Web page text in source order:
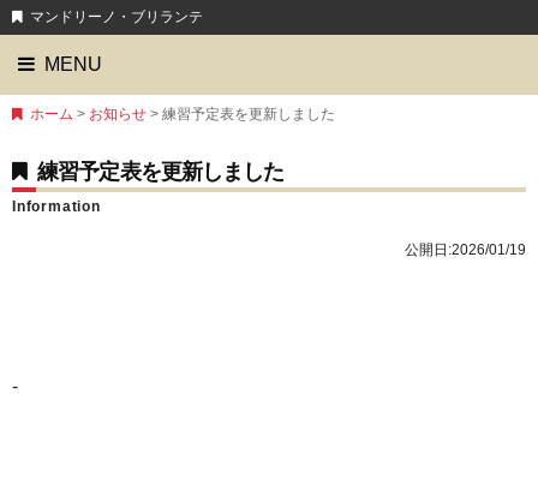
マンドリーノ・ブリランテ
MENU
ホーム > お知らせ > 練習予定表を更新しました
練習予定表を更新しました
Information
公開日:2026/01/19
-